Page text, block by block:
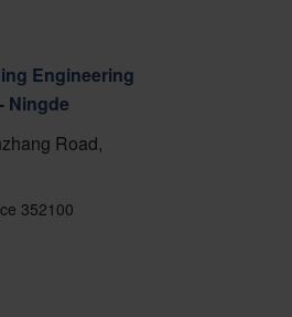
Engineering
Ningde
Road,
352100